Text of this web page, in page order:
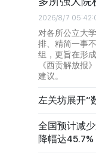
2026/8/7
对各所公立大
排、精简一事
组，更旨在形
《西贡解放报
建议。
左关坊展开“
全国预计减
降幅达45.7%